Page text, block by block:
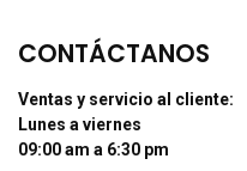
CONTÁCTANOS
Ventas y servicio al cliente:
Lunes a viernes
09:00 am a 6:30 pm